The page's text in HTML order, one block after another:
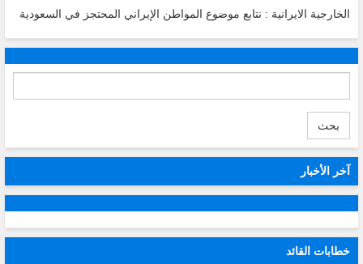
الخارجية الايرانية : نتابع موضوع المواطن الإيراني المحتجز في السعودية
بحث
آخر الأخبار
خطابات القائد